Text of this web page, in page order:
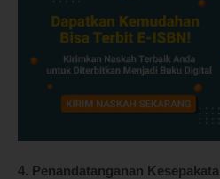
4. Penandatanganan